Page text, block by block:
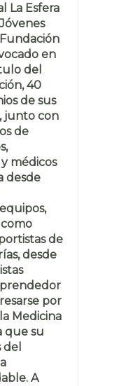
La Esfera
en
del
40
de sus
junto con
de
médicos
desde
de
desde
por
Medicina
que su
A